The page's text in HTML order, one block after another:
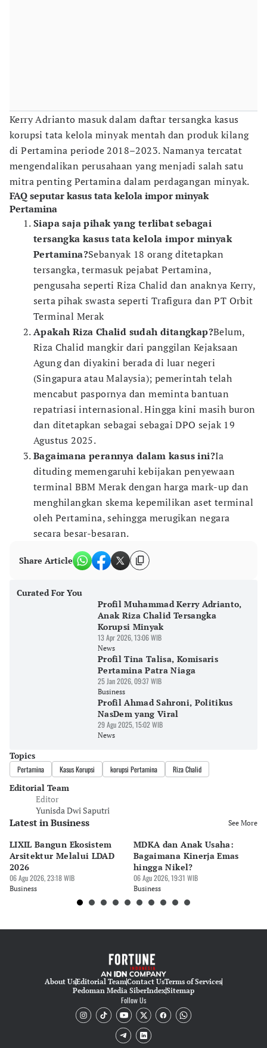
Kerry Adrianto masuk dalam daftar tersangka kasus
korupsi tata kelola minyak mentah dan produk kilang
di Pertamina periode 2018–2023. Namanya tercatat
mengendalikan perusahaan yang menjadi salah satu
mitra penting Pertamina dalam perdagangan minyak.
FAQ seputar kasus tata kelola impor minyak
Pertamina
Siapa saja pihak yang terlibat sebagai
tersangka kasus tata kelola impor minyak
Pertamina?Sebanyak 18 orang ditetapkan
tersangka, termasuk pejabat Pertamina,
pengusaha seperti Riza Chalid dan anaknya Kerry,
serta pihak swasta seperti Trafigura dan PT Orbit
Terminal Merak
Apakah Riza Chalid sudah ditangkap?Belum,
Riza Chalid mangkir dari panggilan Kejaksaan
Agung dan diyakini berada di luar negeri
(Singapura atau Malaysia); pemerintah telah
mencabut paspornya dan meminta bantuan
repatriasi internasional. Hingga kini masih buron
dan ditetapkan sebagai sebagai DPO sejak 19
Agustus 2025.
Bagaimana perannya dalam kasus ini?Ia
dituding memengaruhi kebijakan penyewaan
terminal BBM Merak dengan harga mark-up dan
menghilangkan skema kepemilikan aset terminal
oleh Pertamina, sehingga merugikan negara
secara besar-besaran.
Share Article
Curated For You
Profil Muhammad Kerry Adrianto,
Anak Riza Chalid Tersangka
Korupsi Minyak
13 Apr 2026, 13:06 WIB
News
Profil Tina Talisa, Komisaris
Pertamina Patra Niaga
25 Jan 2026, 09:37 WIB
Business
Profil Ahmad Sahroni, Politikus
NasDem yang Viral
29 Agu 2025, 15:02 WIB
News
Topics
Pertamina Kasus Korupsi korupsi Pertamina Riza Chalid
Editorial Team
Editor
Yunisda Dwi Saputri
Latest in Business See More
LIXIL Bangun Ekosistem
Arsitektur Melalui LDAD
2026
06 Agu 2026, 23:18 WIB
Business
MDKA dan Anak Usaha:
Bagaimana Kinerja Emas
hingga Nikel?
06 Agu 2026, 19:31 WIB
Business
About UsEditorial TeamContact UsTerms of Services
Pedoman Media SiberIndexSitemap
Follow Us